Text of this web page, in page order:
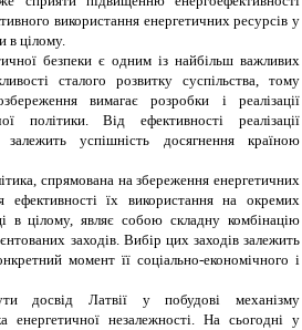
використання енергетичних ресурсів у
в цілому.
безпеки є одним із найбільш важливих
сталого розвитку суспільства, тому
вимагає розробки і реалізації
політики. Від ефективності реалізації
успішність досягнення країною
спрямована на збереження енергетичних
ефективності їх використання на окремих
в цілому, являє собою складну комбінацію
заходів. Вибір цих заходів залежить
момент її соціально-економічного і
досвід Латвії у побудові механізму
енергетичної незалежності. На сьогодні у